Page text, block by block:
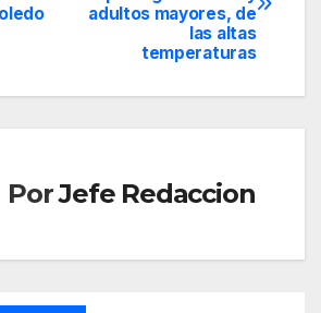
adultos mayores, de
las altas
temperaturas
PorJefe Redaccion